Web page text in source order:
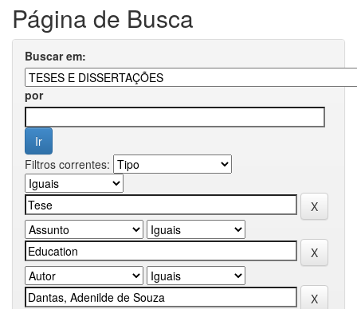
Página de Busca
Buscar em:
por
Filtros correntes: